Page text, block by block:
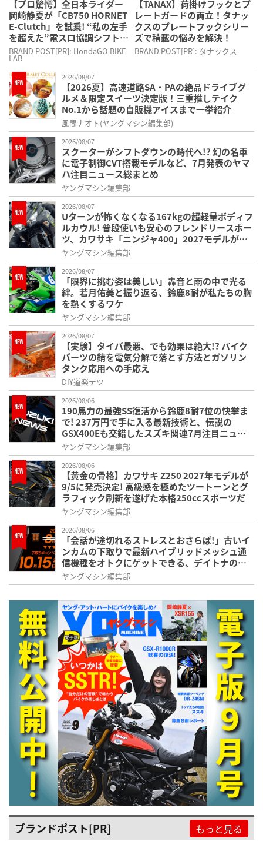
【プロ驚愕】全日本ライダー
岡崎静夏が「CB750 HORNET
E-Clutch」を試乗! “私の左手
を超えた”電スロ協調シフトダ
ウンの衝撃
BRAND POST[PR]: HondaGO BIKE
LAB
【TANAX】荷掛けフックとプ
レートガードの両立！タナッ
クスのプレートフックシリー
ズで積載の悩みを解決！
BRAND POST[PR]: タナックス
2026/08/07
【2026夏】高速道路SA・PAの絶品ドライブグ
ルメ＆限定スイーツ決定版！三重推しテイク
No.1から話題の自販機アイスまで一挙紹介
風間ナオト(ヤングマシン編集部)
2026/08/07
スクーターがシフトダウンの時代へ!? 幻の名車
に電子制御CVT搭載モデルなど、7月発表のヤマ
ハ注目ニュース総まとめ
ヤングマシン編集部
2026/08/07
Uターンが怖くなくなる167kgの超軽量ボディフ
ルカウル! 普段使いも安心のフレンドリースポー
ツ、カワサキ「ニンジャ400」2027モデルが価
格据え置きで9/5発売
ヤングマシン編集部
2026/08/07
「限界に挑む姿は美しい」轟音と雨の中で光る
絆。若月佑美と振り返る、鈴鹿8耐が私たちの胸
を熱くするワケ
ヤングマシン編集部
2026/08/07
【実験】タイパ最悪、でも効果は絶大!? バイク
パーツの錆を電気分解で落とす方法とガソリン
タンク応用への手応え
DIY道楽テツ
2026/08/06
190馬力の最強SS復活から鈴鹿8耐7位の快挙ま
で! 237万円で手に入る最新技術と、伝説の
GSX400Eも交錯したスズキ関連7月注目ニュー
スまとめ
ヤングマシン編集部
2026/08/06
【黄金の骨格】カワサキ Z250 2027年モデルが
9/5に発売決定! 高級感を極めたツートーンとグ
ラフィック刷新を遂げた本格250ccスポーツだ
ヤングマシン編集部
2026/08/06
「会話が途切れるストレスとおさらば!」古いイ
ンカムの下取りで最新ハイブリッドメッシュ通
信機種をオトクにゲットできる、デイトナのキ
ャンペーンが開催中
ヤングマシン編集部
ブランドポスト[PR] もっと見る